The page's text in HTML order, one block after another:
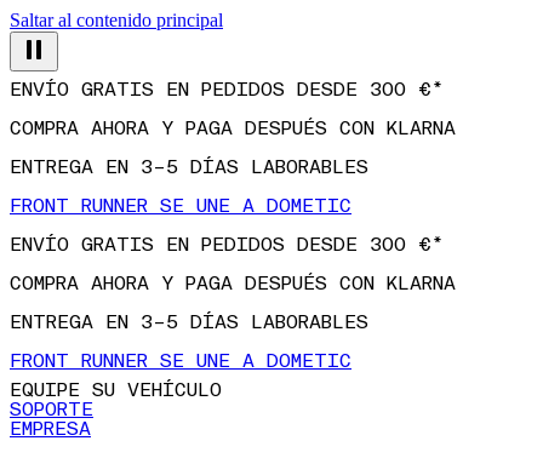
Saltar al contenido principal
COMPRA AHORA Y PAGA DESPUÉS CON KLARNA
ENTREGA EN 3–5 DÍAS LABORABLES
FRONT RUNNER SE UNE A DOMETIC
ENVÍO GRATIS EN PEDIDOS DESDE 300 €*
COMPRA AHORA Y PAGA DESPUÉS CON KLARNA
ENTREGA EN 3–5 DÍAS LABORABLES
FRONT RUNNER SE UNE A DOMETIC
EQUIPE SU VEHÍCULO
SOPORTE
EMPRESA